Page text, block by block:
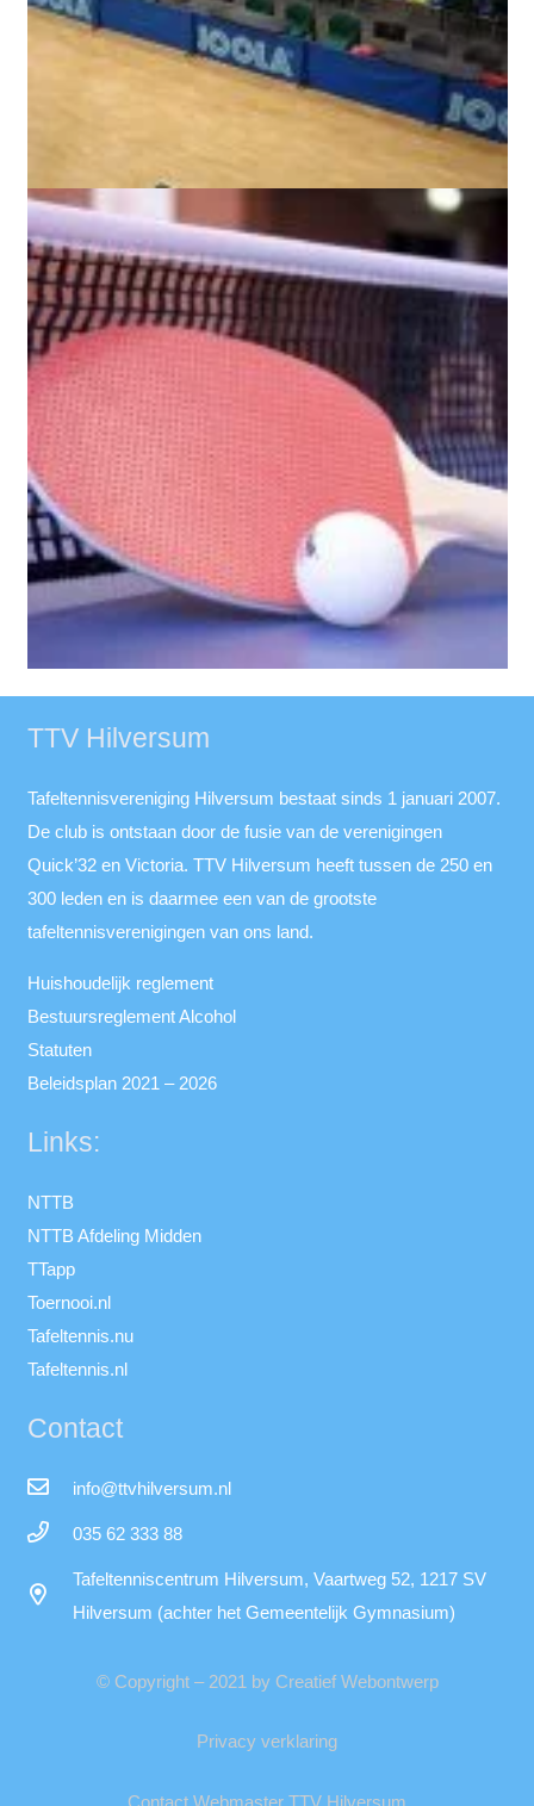
TTV Hilversum
Tafeltennisvereniging Hilversum bestaat sinds 1 januari 2007.
De club is ontstaan door de fusie van de verenigingen
Quick’32 en Victoria. TTV Hilversum heeft tussen de 250 en
300 leden en is daarmee een van de grootste
tafeltennisverenigingen van ons land.
Huishoudelijk reglement
Bestuursreglement Alcohol
Statuten
Beleidsplan 2021 – 2026
Links:
NTTB
NTTB Afdeling Midden
TTapp
Toernooi.nl
Tafeltennis.nu
Tafeltennis.nl
Contact
info@ttvhilversum.nl
035 62 333 88
Tafeltenniscentrum Hilversum, Vaartweg 52, 1217 SV
Hilversum (achter het Gemeentelijk Gymnasium)
© Copyright – 2021 by Creatief Webontwerp
Privacy verklaring
Contact Webmaster TTV Hilversum